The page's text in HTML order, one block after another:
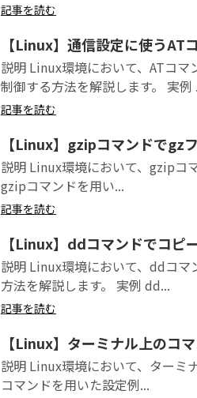
記事を読む
【Linux】通信設定に使うAT
説明 Linux環境において、ATコ
制御する方法を解説します。 実例
記事を読む
【Linux】gzipコマンドでgz
説明 Linux環境において、gzipコ
gzipコマンドを用い...
記事を読む
【Linux】ddコマンドでコピ
説明 Linux環境において、ddコマ
方法を解説します。 実例 dd...
記事を読む
【Linux】ターミナル上のコ
説明 Linux環境において、ターミ
コマンドを用いた設定例...